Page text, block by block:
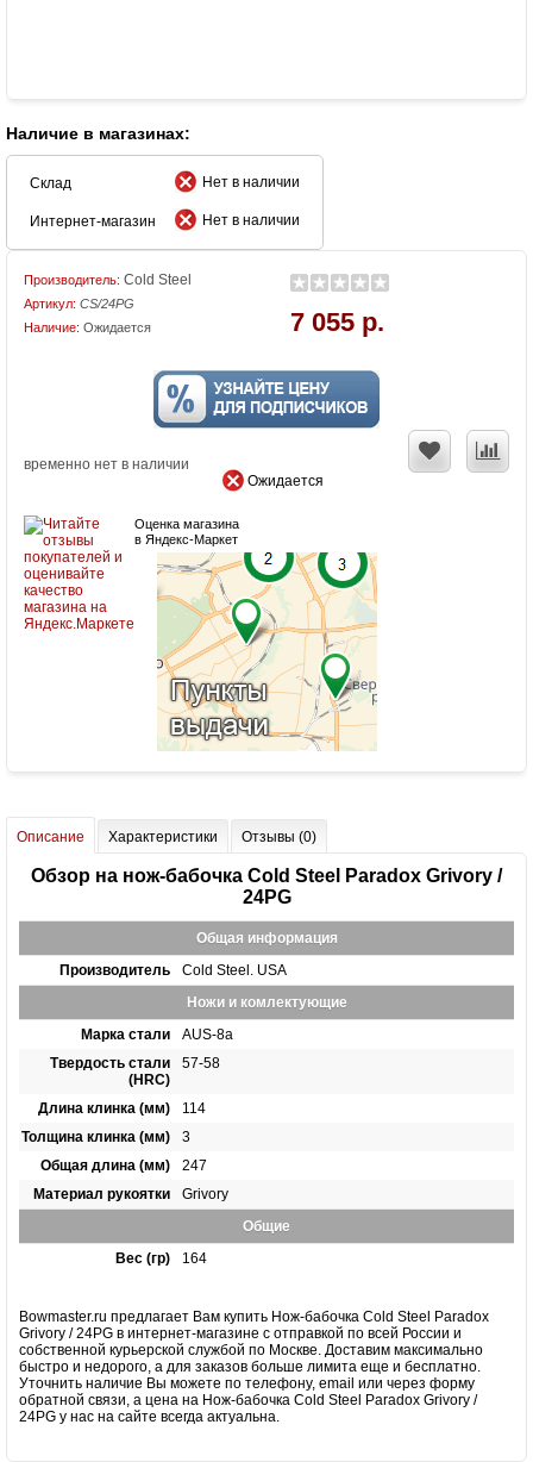
Наличие в магазинах:
Склад Нет в наличии
Интернет-магазин Нет в наличии
Производитель: Cold Steel
Артикул: CS/24PG
Наличие: Ожидается 7 055 р.
временно нет в наличии
Ожидается
Оценка магазина
в Яндекс-Маркет
Описание Характеристики Отзывы (0)
Обзор на нож-бабочка Cold Steel Paradox Grivory /
24PG
Общая информация
Производитель
Cold Steel. USA
Ножи и комлектующие
Марка стали
AUS-8a
Твердость стали
(HRC)
57-58
Длина клинка (мм)
114
Толщина клинка (мм)
3
Общая длина (мм)
247
Материал рукоятки
Grivory
Общие
Вес (гр)
164
Bowmaster.ru предлагает Вам купить Нож-бабочка Cold Steel Paradox
Grivory / 24PG в интернет-магазине с отправкой по всей России и
собственной курьерской службой по Москве. Доставим максимально
быстро и недорого, а для заказов больше лимита еще и бесплатно.
Уточнить наличие Вы можете по телефону, email или через форму
обратной связи, а цена на Нож-бабочка Cold Steel Paradox Grivory /
24PG у нас на сайте всегда актуальна.